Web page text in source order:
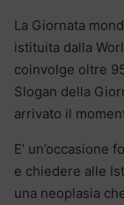
La Giornata
istituita dalla
coinvolge oltre
Slogan della
arrivato il
E’
e chiedere alle
una neoplasia